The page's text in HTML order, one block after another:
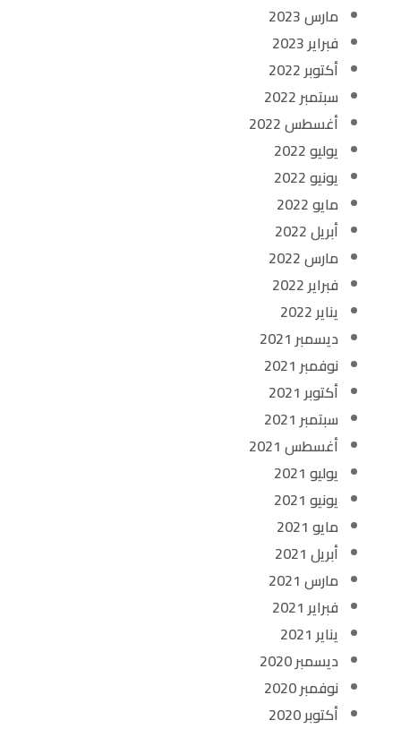
مارس 2023
فبراير 2023
أكتوبر 2022
سبتمبر 2022
أغسطس 2022
يوليو 2022
يونيو 2022
مايو 2022
أبريل 2022
مارس 2022
فبراير 2022
يناير 2022
ديسمبر 2021
نوفمبر 2021
أكتوبر 2021
سبتمبر 2021
أغسطس 2021
يوليو 2021
يونيو 2021
مايو 2021
أبريل 2021
مارس 2021
فبراير 2021
يناير 2021
ديسمبر 2020
نوفمبر 2020
أكتوبر 2020